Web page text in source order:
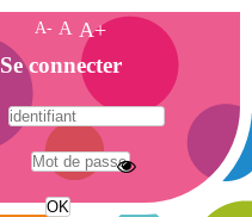
A- A A+
Se connecter